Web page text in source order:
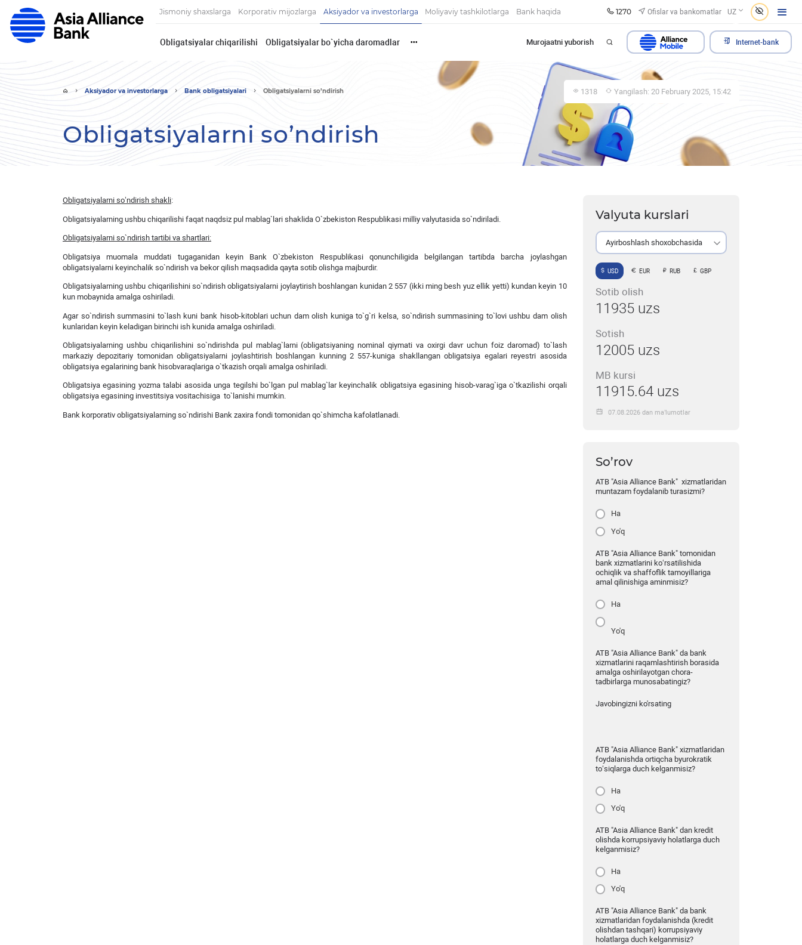
Jismoniy shaxslarga Korporativ mijozlarga Aksiyador va investorlarga Moliyaviy tashkilotlarga Bank haqida 1270 Ofislar va bankomatlar UZ
Obligatsiyalar chiqarilishi Obligatsiyalar bo`yicha daromadlar ••• Murojaatni yuborish Internet-bank
Aksiyador va investorlarga Bank obligatsiyalari Obligatsiyalarni so’ndirish 1318 Yangilash: 20 February 2025, 15:42
Obligatsiyalarni so’ndirish
Obligatsiyalarni so’ndirish shakli:
Obligatsiyalarning ushbu chiqarilishi faqat naqdsiz pul mablag`lari shaklida O`zbekiston Respublikasi milliy valyutasida so`ndiriladi.
Obligatsiyalarni so`ndirish tartibi va shartlari:
Obligatsiya muomala muddati tugaganidan keyin Bank O`zbekiston Respublikasi qonunchiligida belgilangan tartibda barcha joylashgan
obligatsiyalarni keyinchalik so`ndirish va bekor qilish maqsadida qayta sotib olishga majburdir.
Obligatsiyalarning ushbu chiqarilishini so`ndirish obligatsiyalarni joylaytirish boshlangan kunidan 2 557 (ikki ming besh yuz ellik yetti) kundan keyin 10
kun mobaynida amalga oshiriladi.
Agar so`ndirish summasini to`lash kuni bank hisob-kitoblari uchun dam olish kuniga to`g`ri kelsa, so`ndirish summasining to`lovi ushbu dam olish
kunlaridan keyin keladigan birinchi ish kunida amalga oshiriladi.
Obligatsiyalarning ushbu chiqarilishini so`ndirishda pul mablag`larni (obligatsiyaning nominal qiymati va oxirgi davr uchun foiz daromad) to`lash
markaziy depozitariy tomonidan obligatsiyalarni joylashtirish boshlangan kunning 2 557-kuniga shakllangan obligatsiya egalari reyestri asosida
obligatsiya egalarining bank hisobvaraqlariga o`tkazish orqali amalga oshiriladi.
Obligatsiya egasining yozma talabi asosida unga tegilshi bo`lgan pul mablag`lar keyinchalik obligatsiya egasining hisob-varag`iga o`tkazilishi orqali
obligatsiya egasining investitsiya vositachisiga to`lanishi mumkin.
Bank korporativ obligatsiyalarning so`ndirishi Bank zaxira fondi tomonidan qo`shimcha kafolatlanadi.
Valyuta kurslari
Ayirboshlash shoxobchasida
USD EUR RUB GBP
Sotib olish
11935 uzs
Sotish
12005 uzs
MB kursi
11915.64 uzs
07.08.2026 dan ma’lumotlar
So’rov
ATB "Asia Alliance Bank" xizmatlaridan
muntazam foydalanib turasizmi?
Ha
Yo'q
ATB "Asia Alliance Bank" tomonidan
bank xizmatlarini ko‘rsatilishida
ochiqlik va shaffoflik tamoyillariga
amal qilinishiga aminmisiz?
Ha
Yo'q
ATB "Asia Alliance Bank" da bank
xizmatlarini raqamlashtirish borasida
amalga oshirilayotgan chora-
tadbirlarga munosabatingiz?
Javobingizni ko'rsating
ATB "Asia Alliance Bank" xizmatlaridan
foydalanishda ortiqcha byurokratik
to‘siqlarga duch kelganmisiz?
Ha
Yo'q
ATB "Asia Alliance Bank" dan kredit
olishda korrupsiyaviy holatlarga duch
kelganmisiz?
Ha
Yo'q
ATB "Asia Alliance Bank" da bank
xizmatlaridan foydalanishda (kredit
olishdan tashqari) korrupsiyaviy
holatlarga duch kelganmisiz?